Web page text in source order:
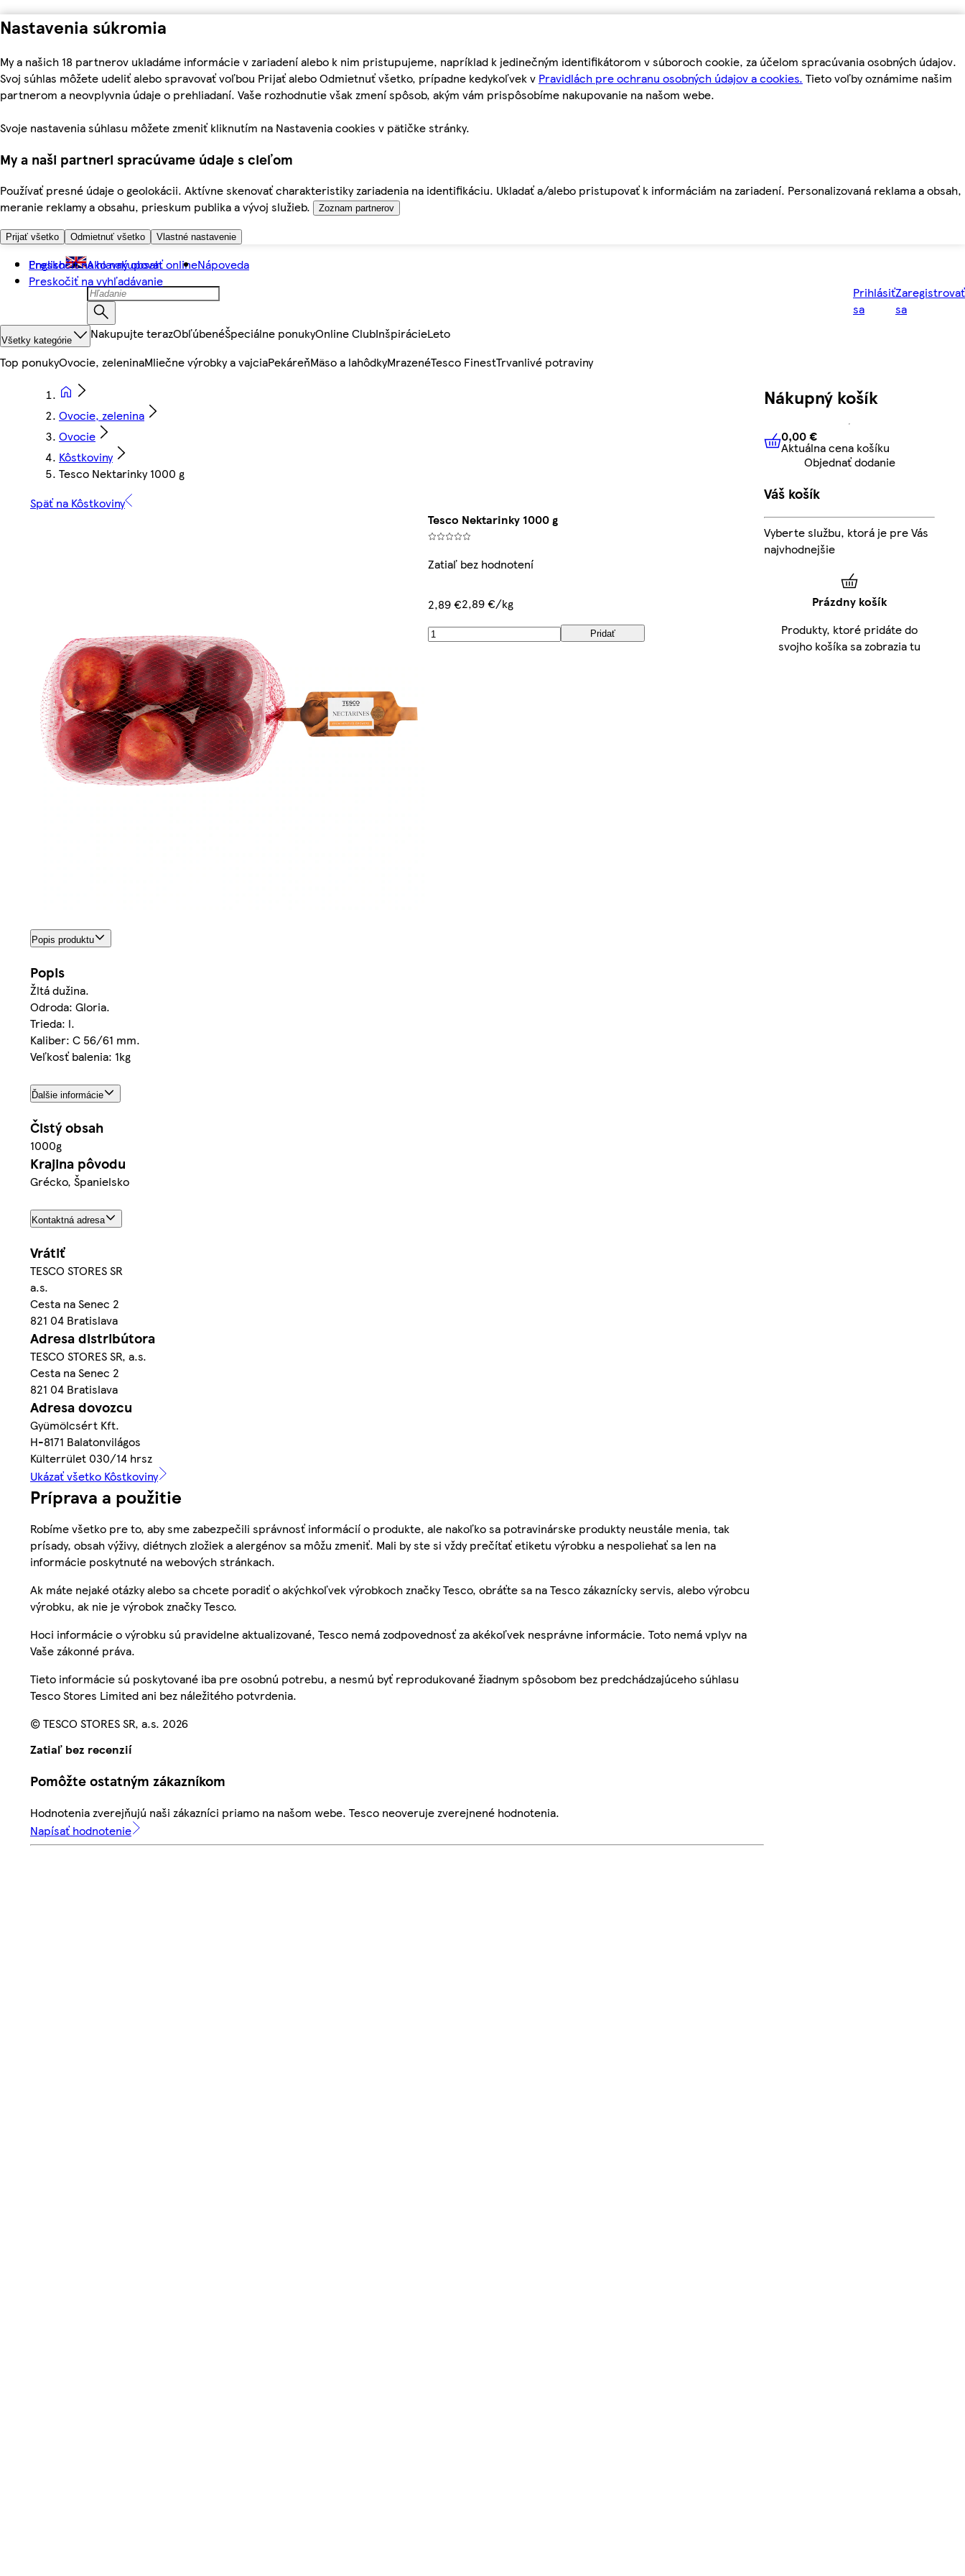
Nastavenia súkromia
My a našich 18 partnerov ukladáme informácie v zariadení alebo k nim pristupujeme, napríklad k jedinečným identifikátorom v súboroch cookie, za účelom spracúvania osobných údajov.
Svoj súhlas môžete udeliť alebo spravovať voľbou Prijať alebo Odmietnuť všetko, prípadne kedykoľvek v Pravidlách pre ochranu osobných údajov a cookies. Tieto voľby oznámime našim
partnerom a neovplyvnia údaje o prehliadaní. Vaše rozhodnutie však zmení spôsob, akým vám prispôsobíme nakupovanie na našom webe.
Svoje nastavenia súhlasu môžete zmeniť kliknutím na Nastavenia cookies v pätičke stránky.
My a naši partneri spracúvame údaje s cieľom
Používať presné údaje o geolokácii. Aktívne skenovať charakteristiky zariadenia na identifikáciu. Ukladať a/alebo pristupovať k informáciám na zariadení. Personalizovaná reklama a obsah,
meranie reklamy a obsahu, prieskum publika a vývoj služieb.
Zoznam partnerov
Prijať všetko Odmietnuť všetko Vlastné nastavenie
Preskočiť na hlavný obsah
Preskočiť na vyhľadávanie
English Ako nakupovať onlineNápoveda
Prihlásiť
sa
Zaregistrovať
sa
Všetky kategórie Nakupujte terazObľúbenéŠpeciálne ponukyOnline ClubInšpirácieLeto
Top ponukyOvocie, zeleninaMliečne výrobky a vajciaPekáreňMäso a lahôdkyMrazenéTesco FinestTrvanlivé potraviny
Ovocie, zelenina
Ovocie
Kôstkoviny
Tesco Nektarinky 1000 g
Späť na Kôstkoviny
Tesco Nektarinky 1000 g
Zatiaľ bez hodnotení
2,89 €2,89 €/kg
Pridať
Popis produktu
Popis
Žltá dužina.
Odroda: Gloria.
Trieda: l.
Kaliber: C 56/61 mm.
Veľkosť balenia: 1kg
Ďalšie informácie
Čistý obsah
1000g
Krajina pôvodu
Grécko, Španielsko
Kontaktná adresa
Vrátiť
TESCO STORES SR
a.s.
Cesta na Senec 2
821 04 Bratislava
Adresa distribútora
TESCO STORES SR, a.s.
Cesta na Senec 2
821 04 Bratislava
Adresa dovozcu
Gyümölcsért Kft.
H-8171 Balatonvilágos
Külterrület 030/14 hrsz
Ukázať všetko Kôstkoviny
Príprava a použitie
Robíme všetko pre to, aby sme zabezpečili správnosť informácií o produkte, ale nakoľko sa potravinárske produkty neustále menia, tak
prísady, obsah výživy, diétnych zložiek a alergénov sa môžu zmeniť. Mali by ste si vždy prečítať etiketu výrobku a nespoliehať sa len na
informácie poskytnuté na webových stránkach.
Ak máte nejaké otázky alebo sa chcete poradiť o akýchkoľvek výrobkoch značky Tesco, obráťte sa na Tesco zákaznícky servis, alebo výrobcu
výrobku, ak nie je výrobok značky Tesco.
Hoci informácie o výrobku sú pravidelne aktualizované, Tesco nemá zodpovednosť za akékoľvek nesprávne informácie. Toto nemá vplyv na
Vaše zákonné práva.
Tieto informácie sú poskytované iba pre osobnú potrebu, a nesmú byť reprodukované žiadnym spôsobom bez predchádzajúceho súhlasu
Tesco Stores Limited ani bez náležitého potvrdenia.
© TESCO STORES SR, a.s. 2026
Zatiaľ bez recenzií
Pomôžte ostatným zákazníkom
Hodnotenia zverejňujú naši zákazníci priamo na našom webe. Tesco neoveruje zverejnené hodnotenia.
Napísať hodnotenie
Nákupný košík
0,00 € Aktuálna cena košíku
0,00 €
Aktuálna cena košíku
Objednať dodanie
Váš košík
Vyberte službu, ktorá je pre Vás
najvhodnejšie
Prázdny košík
Produkty, ktoré pridáte do
svojho košíka sa zobrazia tu